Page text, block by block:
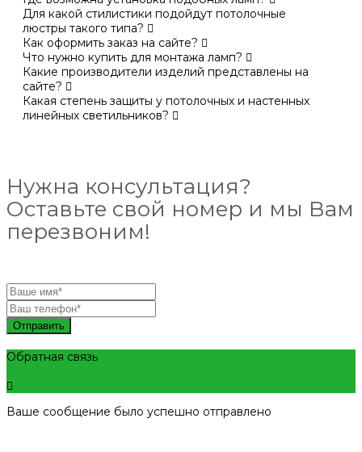
Для какой стилистики подойдут потолочные
люстры такого типа?
Как оформить заказ на сайте?
Что нужно купить для монтажа ламп?
Какие производители изделий представлены на
сайте?
Какая степень защиты у потолочных и настенных
линейных светильников?
Нужна консультация?
Оставьте свой номер и мы Вам
перезвоним!
Отправить
Обратная связь
Ваше сообщение было успешно отправлено